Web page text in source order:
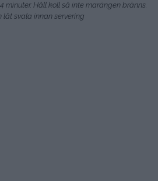
Håll koll så inte marängen bränns.
låt svala innan servering